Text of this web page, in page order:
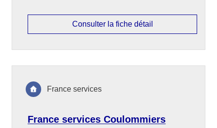
Consulter la fiche détail
France services Coulommiers
France services